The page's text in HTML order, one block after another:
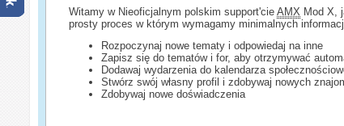
Witamy w Nieoficjalnym polskim support'cieAMX Mod X,
prosty proces w którym wymagamy minimalnych
Rozpoczynaj nowe tematy i odpowiedaj na inne
Zapisz się do tematów i for, aby otrzymywać
Dodawaj wydarzenia do kalendarza
Stwórz swój własny profil i zdobywaj nowych
Zdobywaj nowe doświadczenia